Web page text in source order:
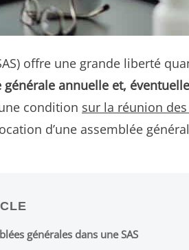
offre une grande liberté
annuelle et,
condition sur la réunion
d’une assemblée
générales dans une SAS